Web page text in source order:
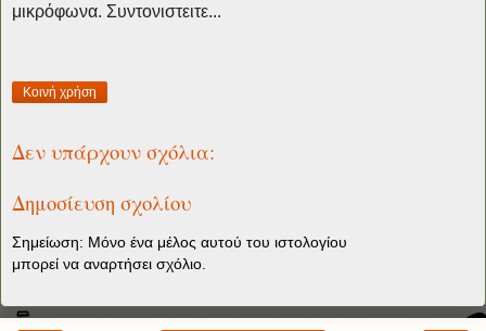
μικρόφωνα. Συντονιστειτε...
Κοινή χρήση
Δεν υπάρχουν σχόλια:
Δημοσίευση σχολίου
Σημείωση: Μόνο ένα μέλος αυτού του ιστολογίου
μπορεί να αναρτήσει σχόλιο.